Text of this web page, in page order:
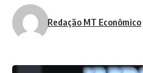
Redação MT Econômico